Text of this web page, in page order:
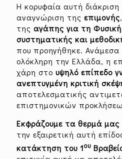
Η κορυφαία αυτή διάκριση
αναγνώριση της επιμονής
της αγάπης για τη Φυσική
συστηματικής και
που προηγήθηκε.
ολόκληρη την Ελλάδα, η
χάρη στο υψηλό επίπεδο
ανεπτυγμένη κριτική
αποτελεσματικής
επιστημονικών
Εκφράζουμε τα θερμά μας
την εξαιρετική αυτή
κατάκτηση του 1ου